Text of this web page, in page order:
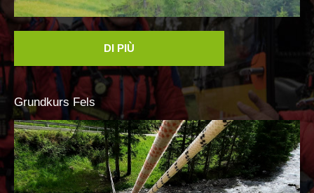
INTERREG
DI PIÙ
Grundkurs Fels